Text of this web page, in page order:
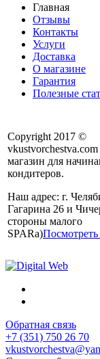
Главная
Отзывы
Контакты
Услуги
Доставка
О магазине
Гарантия
Полезные
Copyright 2017 ©
магазин для
кондитеров.
Наш адрес: г.
Гагарина 26 и
стороны малого
SPARa)Посмотреть
Обратная связь
+7 (351) 750 26 70